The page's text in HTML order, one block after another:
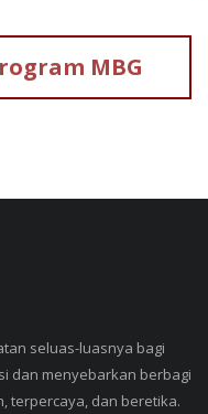
MBG
seluas-luasnya bagi
dan menyebarkan berbagi
terpercaya, dan beretika.